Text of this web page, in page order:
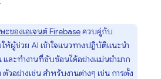
ของเอเจนต์ Firebaseควบคู่กับ
ให้ผู้ช่วย AI เข้าใจแนวทางปฏิบัติแนะนำ
และทำงานที่ซับซ้อนได้อย่างแม่นยำมาก
วอย่างเช่น สำหรับงานต่างๆ เช่น การตั้ง